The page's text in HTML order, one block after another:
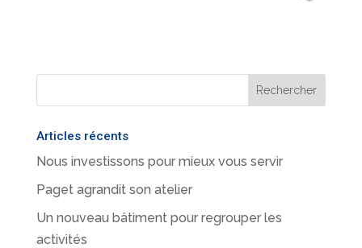
Articles récents
Nous investissons pour mieux vous servir
Paget agrandit son atelier
Un nouveau bâtiment pour regrouper les
activités